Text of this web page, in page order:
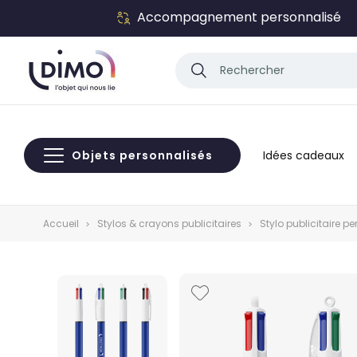
Accompagnement personnalisé
Objets personnalisés Idées cadeaux
Accueil Stylos & crayons publicitaires Stylo publicitaire